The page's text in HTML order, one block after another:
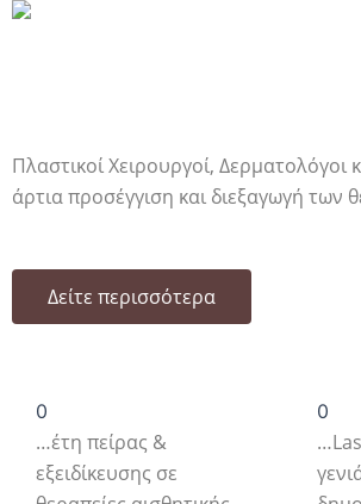
Πλαστικοί Χειρουργοί,
άρτια προσέγγιση και διεξαγωγή των
Δείτε περισσότερα
0
…έτη πείρας &
εξειδίκευσης σε
0